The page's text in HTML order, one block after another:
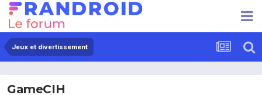
Jeux et divertissement
GameCIH